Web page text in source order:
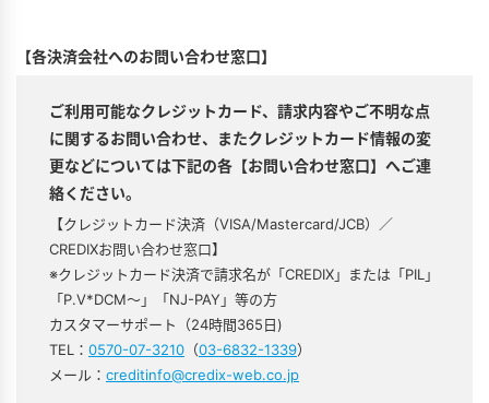
【各決済会社へのお問い合わせ窓口】
ご利用可能なクレジットカード、請求内容やご不明な点
に関するお問い合わせ、またクレジットカード情報の変
更などについては下記の各【お問い合わせ窓口】へご連
絡ください。
【クレジットカード決済（VISA/Mastercard/JCB）／
CREDIXお問い合わせ窓口】
※クレジットカード決済で請求名が「CREDIX」または「PIL」
「P.V*DCM〜」「NJ-PAY」等の方
カスタマーサポート（24時間365日)
TEL： 0570-07-3210 （03-6832-1339）
メール： creditinfo@credix-web.co.jp